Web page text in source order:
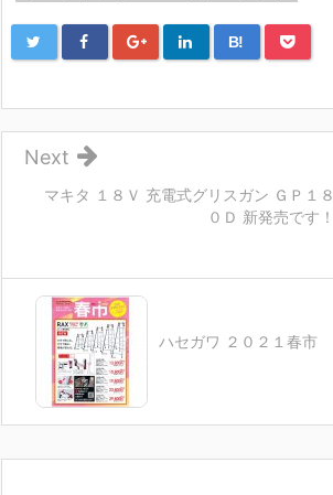
B!
マキタ １８Ｖ 充電式グリスガン ＧＰ１８
０Ｄ 新発売です！
Next
ハセガワ ２０２１春市